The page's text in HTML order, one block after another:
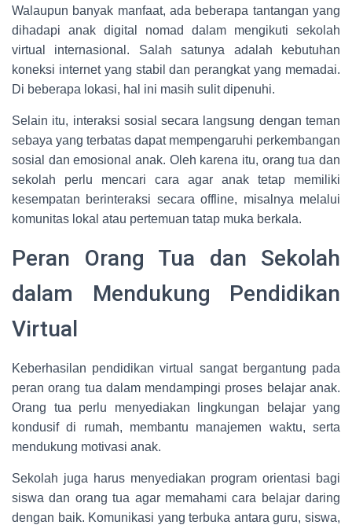
Walaupun banyak manfaat, ada beberapa tantangan yang
dihadapi anak digital nomad dalam mengikuti sekolah
virtual internasional. Salah satunya adalah kebutuhan
koneksi internet yang stabil dan perangkat yang memadai.
Di beberapa lokasi, hal ini masih sulit dipenuhi.
Selain itu, interaksi sosial secara langsung dengan teman
sebaya yang terbatas dapat mempengaruhi perkembangan
sosial dan emosional anak. Oleh karena itu, orang tua dan
sekolah perlu mencari cara agar anak tetap memiliki
kesempatan berinteraksi secara offline, misalnya melalui
komunitas lokal atau pertemuan tatap muka berkala.
Peran Orang Tua dan Sekolah
dalam Mendukung Pendidikan
Virtual
Keberhasilan pendidikan virtual sangat bergantung pada
peran orang tua dalam mendampingi proses belajar anak.
Orang tua perlu menyediakan lingkungan belajar yang
kondusif di rumah, membantu manajemen waktu, serta
mendukung motivasi anak.
Sekolah juga harus menyediakan program orientasi bagi
siswa dan orang tua agar memahami cara belajar daring
dengan baik. Komunikasi yang terbuka antara guru, siswa,